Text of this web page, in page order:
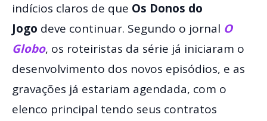
indícios claros de que Os Donos do
Jogo deve continuar. Segundo o jornal O
Globo, os roteiristas da série já iniciaram o
desenvolvimento dos novos episódios, e as
gravações já estariam agendada, com o
elenco principal tendo seus contratos